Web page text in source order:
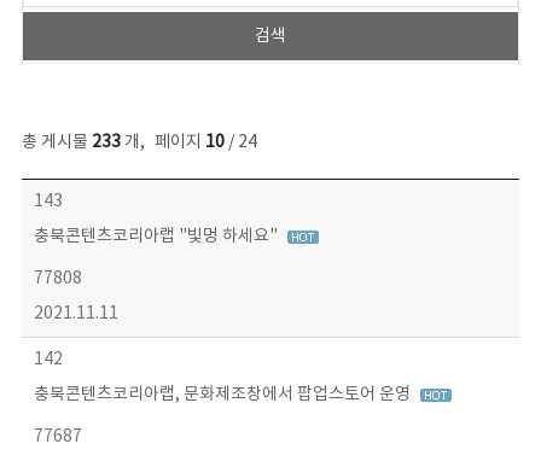
총 게시물 233개, 페이지 10/ 24
보도자료 목록 - 번호, 제목, 작성자, 파일, 조회수, 작성일 정보 제공
143
충북콘텐츠코리아랩 "빛멍 하세요"
77808
2021.11.11
142
충북콘텐츠코리아랩, 문화제조창에서 팝업스토어 운영
77687